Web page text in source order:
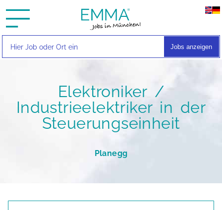
Jobs anzeigen
Elektroniker /
Industrieelektriker in der
Steuerungseinheit
Planegg